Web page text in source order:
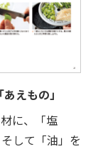
えもの」
に、「塩
して「油」を